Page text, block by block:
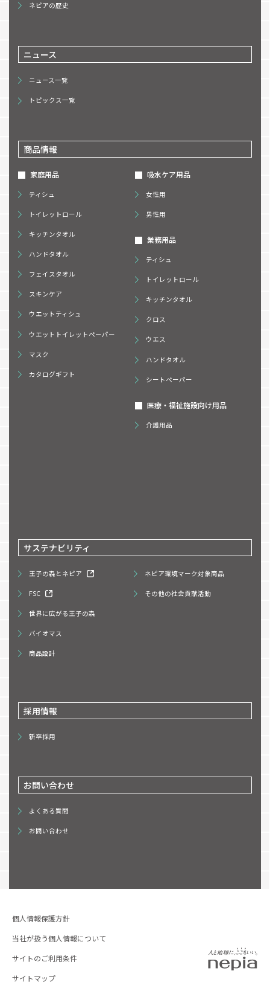
ネピアの歴史
ニュース
ニュース一覧
トピックス一覧
商品情報
家庭用品
ティシュ
トイレットロール
キッチンタオル
ハンドタオル
フェイスタオル
スキンケア
ウエットティシュ
ウエットトイレットペーパー
マスク
カタログギフト
吸水ケア用品
女性用
男性用
業務用品
ティシュ
トイレットロール
キッチンタオル
クロス
ウエス
ハンドタオル
シートペーパー
医療・福祉施設向け用品
介護用品
サステナビリティ
王子の森とネピア
FSC
世界に広がる王子の森
バイオマス
商品設計
ネピア環境マーク対象商品
その他の社会貢献活動
採用情報
新卒採用
お問い合わせ
よくある質問
お問い合わせ
個人情報保護方針
当社が扱う個人情報について
サイトのご利用条件
サイトマップ